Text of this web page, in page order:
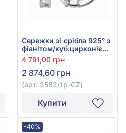
Сережки зі срібла 925° з
фіанітом/куб.цирконієм,
арт. 2582/1р-CZ
4 791,00 грн
2 874,60 грн
(арт. 2582/1р-CZ)
Купити
-40%